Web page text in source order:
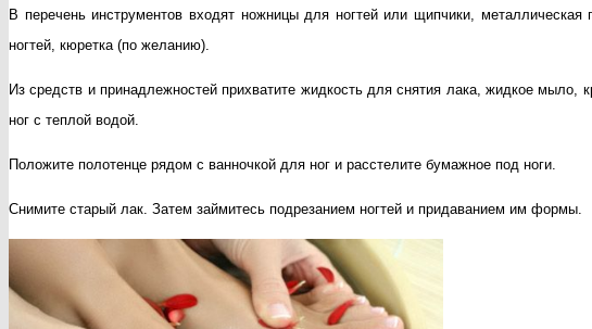
В перечень инструментов входят ножницы для ногтей или щипчики,
ногтей, кюретка (по желанию).
Из средств и принадлежностей прихватите жидкость для снятия лака, жидкое
ног с теплой водой.
Положите полотенце рядом с ванночкой для ног и расстелите бумажное под ноги.
Снимите старый лак. Затем займитесь подрезанием ногтей и придаванием им формы.